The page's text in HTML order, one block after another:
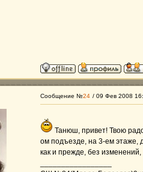
Сообщение №24 / 09 Фев 2008
Танюш, привет! Твою
ом подъезде, на 3-ем этаже,
как и прежде, без